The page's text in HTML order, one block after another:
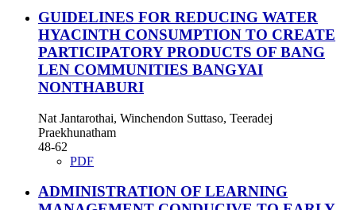
GUIDELINES FOR REDUCING WATER
HYACINTH CONSUMPTION TO CREATE
PARTICIPATORY PRODUCTS OF BANG
LEN COMMUNITIES BANGYAI
NONTHABURI
Nat Jantarothai, Winchendon Suttaso, Teeradej
Praekhunatham
48-62
PDF
ADMINISTRATION OF LEARNING